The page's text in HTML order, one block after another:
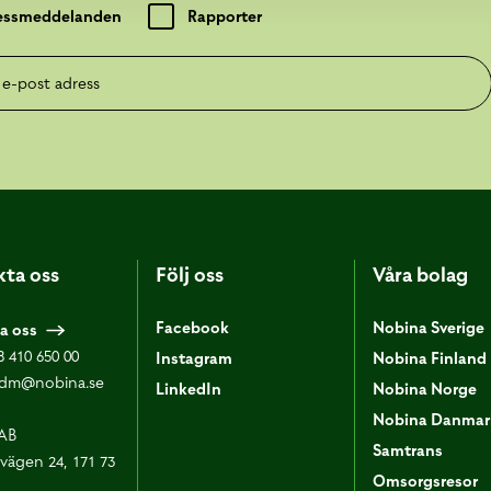
Rapporter
oss
oss
410 650 00
24, 171 73
Följ oss
Facebook
Instagram
LinkedIn
Våra bolag
Nobina Sverige
Nobina Finland
Nobina Norge
Nobina
Samtrans
Omsorgsresor